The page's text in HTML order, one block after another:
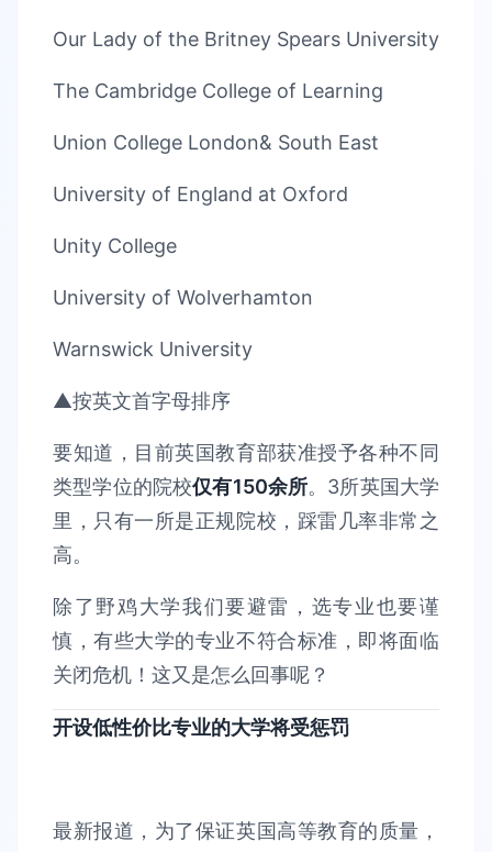
Our Lady of the Britney Spears University
The Cambridge College of Learning
Union College London& South East
University of England at Oxford
Unity College
University of Wolverhamton
Warnswick University
▲按英文首字母排序
要知道，目前英国教育部获准授予各种不同
类型学位的院校仅有150余所。3所英国大学
里，只有一所是正规院校，踩雷几率非常之
高。
除了野鸡大学我们要避雷，选专业也要谨
慎，有些大学的专业不符合标准，即将面临
关闭危机！这又是怎么回事呢？
开设低性价比专业的大学将受惩罚
最新报道，为了保证英国高等教育的质量，